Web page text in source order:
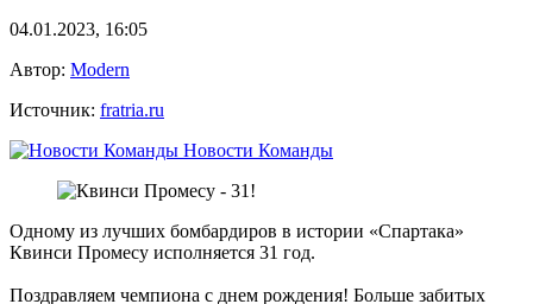
04.01.2023, 16:05
Автор: Modern
Источник: fratria.ru
Новости Команды
Одному из лучших бомбардиров в истории «Спартака»
Квинси Промесу исполняется 31 год.
Поздравляем чемпиона с днем рождения! Больше забитых